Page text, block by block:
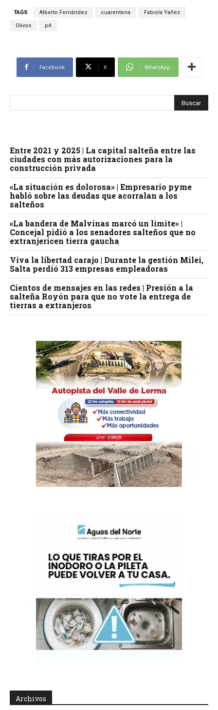
TAGS Alberto Fernández cuarentena Fabiola Yañez
Olivos p4
Facebook X WhatsApp
Entre 2021 y 2025 | La capital salteña entre las
ciudades con más autorizaciones para la
construcción privada
«La situación es dolorosa» | Empresario pyme
habló sobre las deudas que acorralan a los
salteños
«La bandera de Malvinas marcó un límite» |
Concejal pidió a los senadores salteños que no
extranjericen tierra gaucha
Viva la libertad carajo | Durante la gestión Milei,
Salta perdió 313 empresas empleadoras
Cientos de mensajes en las redes | Presión a la
salteña Royón para que no vote la entrega de
tierras a extranjeros
Archivos